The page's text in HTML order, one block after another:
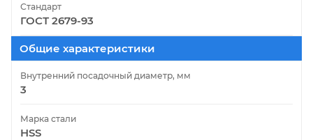
Стандарт
ГОСТ 2679-93
Общие характеристики
Внутренний посадочный диаметр, мм
3
Марка стали
HSS